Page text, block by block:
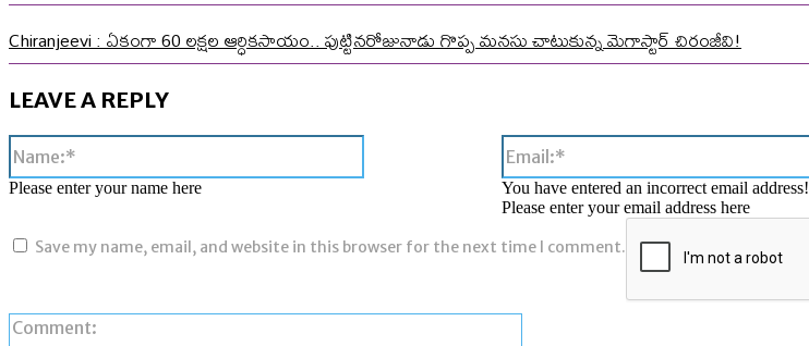
Chiranjeevi : ఏకంగా 60 లక్షల ఆర్ధికసాయం.. పుట్టినరోజునాడు గొప్ప మనసు చాటుకున్న మెగాస్టార్ చిరంజీవి!
LEAVE A REPLY
Please enter your name here
You have entered an incorrect email address!
Please enter your email address here
Save my name, email, and website in this browser for the next time I comment.